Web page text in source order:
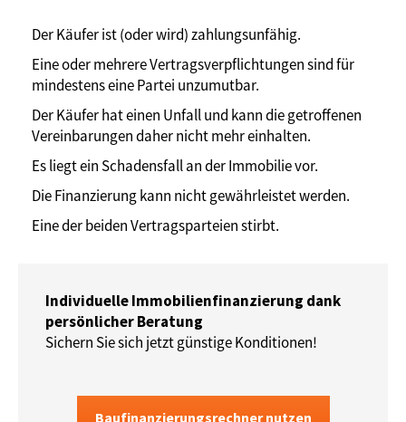
Der Käufer ist (oder wird) zahlungsunfähig.
Eine oder mehrere Vertragsverpflichtungen sind für
mindestens eine Partei unzumutbar.
Der Käufer hat einen Unfall und kann die getroffenen
Vereinbarungen daher nicht mehr einhalten.
Es liegt ein Schadensfall an der Immobilie vor.
Die Finanzierung kann nicht gewährleistet werden.
Eine der beiden Vertragsparteien stirbt.
Individuelle Immobilienfinanzierung dank
persönlicher Beratung
Sichern Sie sich jetzt günstige Konditionen!
Baufinanzierungsrechner nutzen